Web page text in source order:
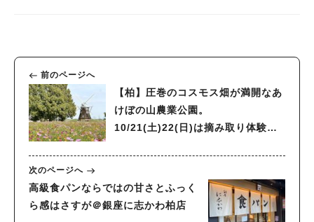
前のページへ
【柏】圧巻のコスモス畑が満開なあ
けぼの山農業公園。
10/21(土)22(日)は摘み取り体験や
次のページへ
高級食パンならではの甘さとふっく
ら感はさすが＠銀座に志かわ柏店